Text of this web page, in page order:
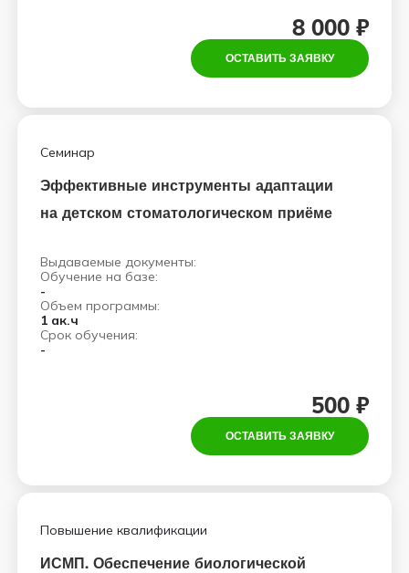
8 000 ₽
ОСТАВИТЬ ЗАЯВКУ
Семинар
Эффективные инструменты адаптации
на детском стоматологическом приёме
Выдаваемые документы:
Обучение на базе:
-
Объем программы:
1 ак.ч
Срок обучения:
-
500 ₽
ОСТАВИТЬ ЗАЯВКУ
Повышение квалификации
ИСМП. Обеспечение биологической